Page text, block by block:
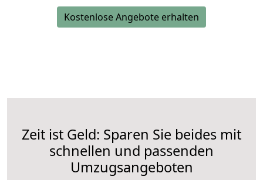
Kostenlose Angebote erhalten
Zeit ist Geld: Sparen Sie beides mit
schnellen und passenden
Umzugsangeboten